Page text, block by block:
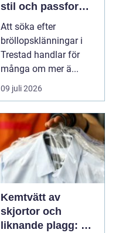
stil och passform
inför den stora
dagen
Att söka efter
bröllopsklänningar i
Trestad handlar för
många om mer ä...
09 juli 2026
Kemtvätt av
skjortor och
liknande plagg: Så